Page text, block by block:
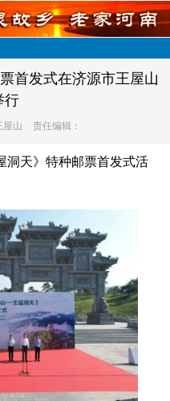
首发式在济源市王屋山
行
屋山 责任编辑：
天》特种邮票首发式活